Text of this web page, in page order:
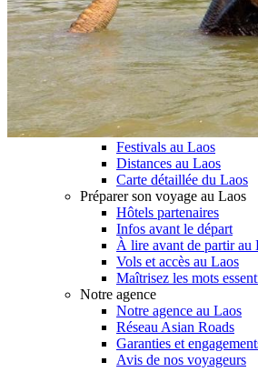
Hiver
Infos pratiques
Le Laos & ses secrets
Présentation du Laos
Météo et climat au Laos
Histoire du Laos
Le Laos vu du ciel
Meilleurs restaurants au
Festivals au Laos
Distances au Laos
Carte détaillée du Laos
Préparer son voyage au Laos
Hôtels partenaires
Infos avant le départ
À lire avant de partir au
Vols et accès au Laos
Maîtrisez les mots
Notre agence
Notre agence au Laos
Réseau Asian Roads
Garanties et
Avis de nos voyageurs